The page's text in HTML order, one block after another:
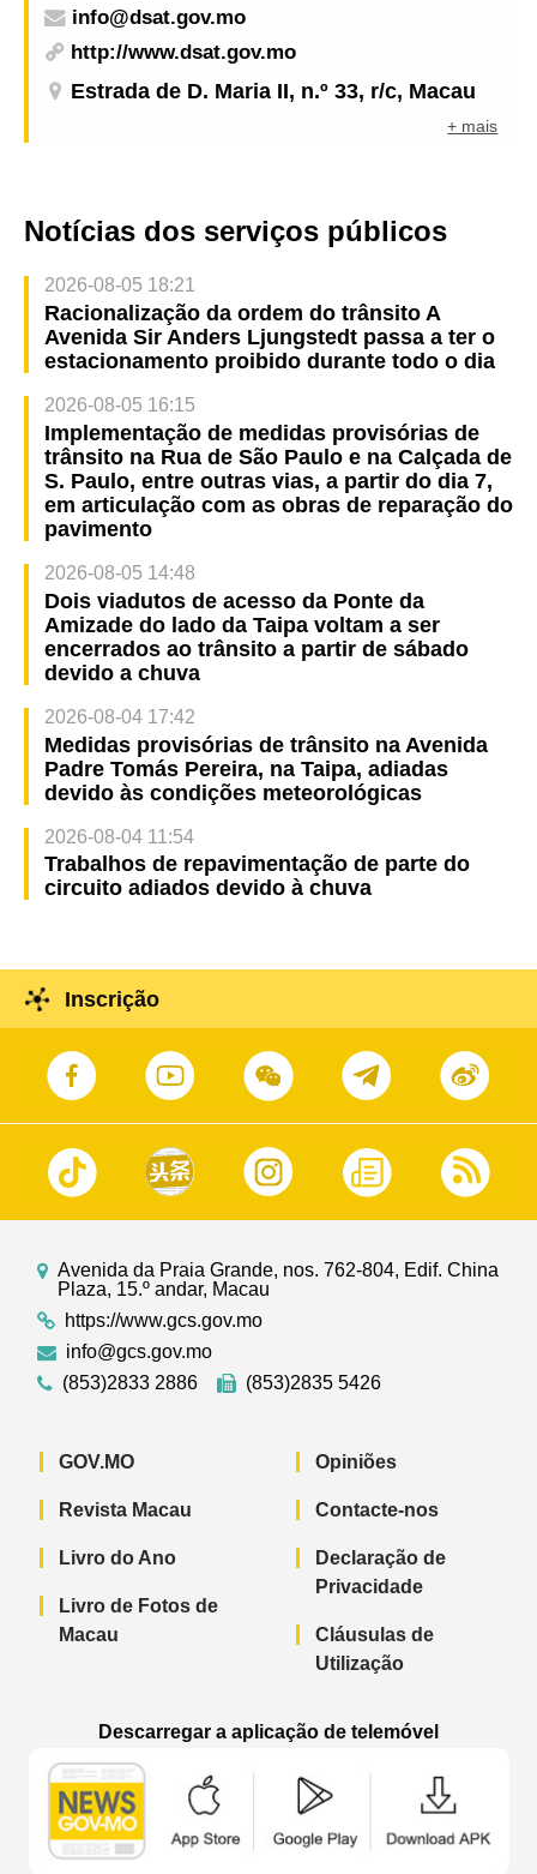
info@dsat.gov.mo
http://www.dsat.gov.mo
Estrada de D. Maria II, n.º 33, r/c, Macau
+ mais
Notícias dos serviços públicos
2026-08-05 18:21
Racionalização da ordem do trânsito A
Avenida Sir Anders Ljungstedt passa a ter o
estacionamento proibido durante todo o dia
2026-08-05 16:15
Implementação de medidas provisórias de
trânsito na Rua de São Paulo e na Calçada de
S. Paulo, entre outras vias, a partir do dia 7,
em articulação com as obras de reparação do
pavimento
2026-08-05 14:48
Dois viadutos de acesso da Ponte da
Amizade do lado da Taipa voltam a ser
encerrados ao trânsito a partir de sábado
devido a chuva
2026-08-04 17:42
Medidas provisórias de trânsito na Avenida
Padre Tomás Pereira, na Taipa, adiadas
devido às condições meteorológicas
2026-08-04 11:54
Trabalhos de repavimentação de parte do
circuito adiados devido à chuva
Inscrição
Avenida da Praia Grande, nos. 762-804, Edif. China
Plaza, 15.º andar, Macau
https://www.gcs.gov.mo
info@gcs.gov.mo
(853)2833 2886
(853)2835 5426
GOV.MO
Revista Macau
Livro do Ano
Livro de Fotos de
Macau
Opiniões
Contacte-nos
Declaração de
Privacidade
Cláusulas de
Utilização
Descarregar a aplicação de telemóvel